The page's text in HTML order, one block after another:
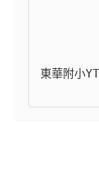
東華附小